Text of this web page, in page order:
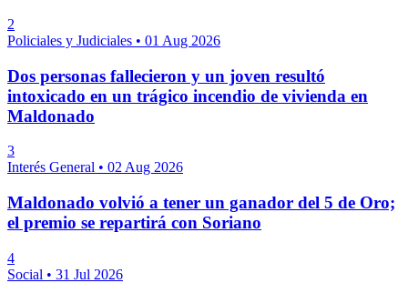
2
Policiales y Judiciales • 01 Aug 2026
Dos personas fallecieron y un joven resultó
intoxicado en un trágico incendio de vivienda en
Maldonado
3
Interés General • 02 Aug 2026
Maldonado volvió a tener un ganador del 5 de Oro;
el premio se repartirá con Soriano
4
Social • 31 Jul 2026